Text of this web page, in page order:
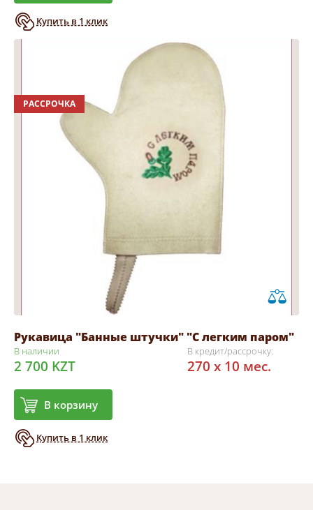
Купить в 1 клик
РАССРОЧКА
Рукавица "Банные штучки" "С легким паром"
В наличии
2 700 KZT
В корзину
Купить в 1 клик
В кредит/рассрочку:
270 x 10 мес.